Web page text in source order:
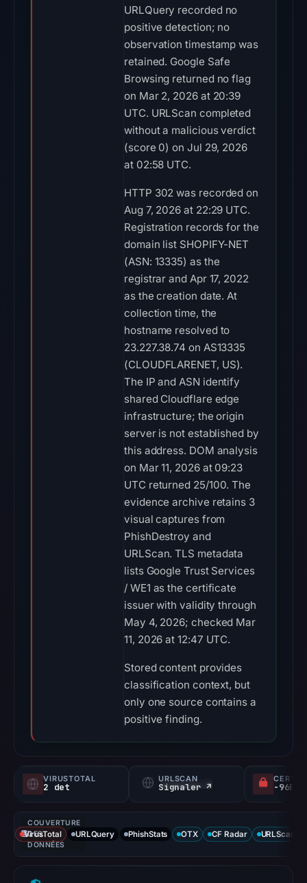
URLQuery recorded no
positive detection; no
observation timestamp was
retained. Google Safe
Browsing returned no flag
on Mar 2, 2026 at 20:39
UTC. URLScan completed
without a malicious verdict
(score 0) on Jul 29, 2026
at 02:58 UTC.
HTTP 302 was recorded on
Aug 7, 2026 at 22:29 UTC.
Registration records for the
domain list SHOPIFY-NET
(ASN: 13335) as the
registrar and Apr 17, 2022
as the creation date. At
collection time, the
hostname resolved to
23.227.38.74 on AS13335
(CLOUDFLARENET, US).
The IP and ASN identify
shared Cloudflare edge
infrastructure; the origin
server is not established by
this address. DOM analysis
on Mar 11, 2026 at 09:23
UTC returned 25/100. The
evidence archive retains 3
visual captures from
PhishDestroy and
URLScan. TLS metadata
lists Google Trust Services
/ WE1 as the certificate
issuer with validity through
May 4, 2026; checked Mar
11, 2026 at 12:47 UTC.
Stored content provides
classification context, but
only one source contains a
positive finding.
VIRUSTOTAL
2 det
URLSCAN
Signaler ↗
COUVERTURE
DES
DONNÉES
VirusTotal URLQuery PhishStats OTX CF Radar URLScan